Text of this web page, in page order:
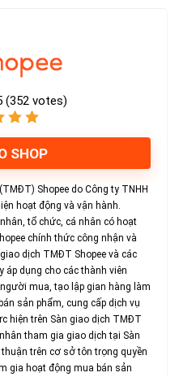
(352votes)
SHOP
Shopee do Công ty TNHH
hoạt động và vận hành.
tổ chức, cá nhân có hoạt
chính thức công nhận và
dịch TMĐT Shopee và các
áp dụng cho các thành viên
mua, tạo lập gian hàng làm
sản phẩm, cung cấp dịch vụ
hiện trên Sàn giao dịch TMĐT
tham gia giao dịch tại Sàn
trên cơ sở tôn trọng quyền
gia hoạt động mua bán sản